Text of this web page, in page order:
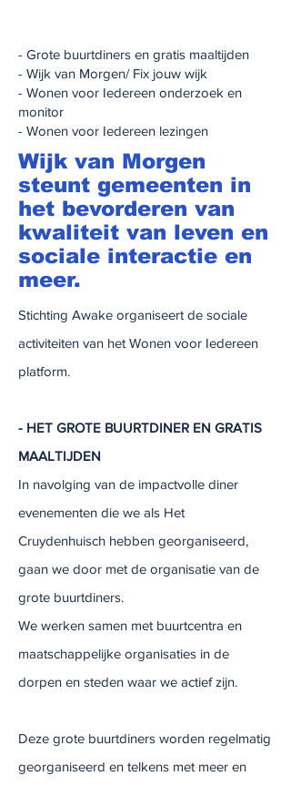
- Grote buurtdiners en gratis maaltijden
- Wijk van Morgen/ Fix jouw wijk
- Wonen voor Iedereen onderzoek en
monitor
- Wonen voor Iedereen lezingen
Wijk van Morgen
steunt gemeenten in
het bevorderen van
kwaliteit van leven en
sociale interactie en
meer.
Stichting Awake organiseert de sociale
activiteiten van het Wonen voor Iedereen
platform.
- HET GROTE BUURTDINER EN GRATIS
MAALTIJDEN
​In navolging van de impactvolle diner
evenementen die we als Het
Cruydenhuisch hebben georganiseerd,
gaan we door met de organisatie van de
grote buurtdiners.
We werken samen met buurtcentra en
maatschappelijke organisaties in de
dorpen en steden waar we actief zijn.
Deze grote buurtdiners worden regelmatig
georganiseerd en telkens met meer en